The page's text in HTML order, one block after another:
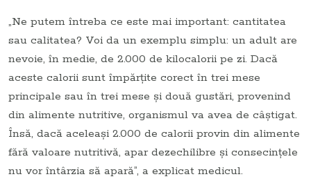
„Ne putem întreba ce este mai important: cantitatea
sau calitatea? Voi da un exemplu simplu: un adult are
nevoie, în medie, de 2.000 de kilocalorii pe zi. Dacă
aceste calorii sunt împărțite corect în trei mese
principale sau în trei mese și două gustări, provenind
din alimente nutritive, organismul va avea de câștigat.
Însă, dacă aceleași 2.000 de calorii provin din alimente
fără valoare nutritivă, apar dezechilibre și consecințele
nu vor întârzia să apară”, a explicat medicul.